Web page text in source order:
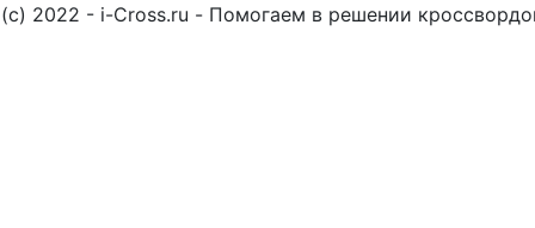
(c) 2022 - i-Cross.ru - Помогаем в решении